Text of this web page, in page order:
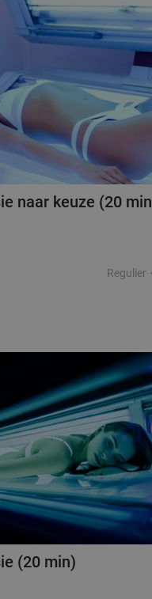
naar keuze (20
Regulier
(20 min)